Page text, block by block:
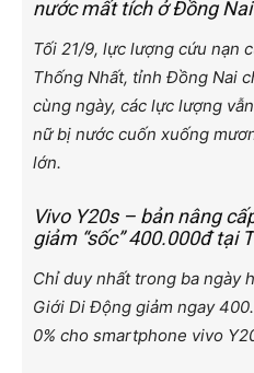
nước mất tích ở Đồng Nai
Tối 21/9, lực lượng cứu nạn
Thống Nhất, tỉnh Đồng Nai
cùng ngày, các lực lượng
nữ bị nước cuốn xuống
lớn.
Vivo Y20s – bản nâng
giảm “sốc” 400.000đ tại
Chỉ duy nhất trong ba ngày
Giới Di Động giảm ngay
0% cho smartphone vivo